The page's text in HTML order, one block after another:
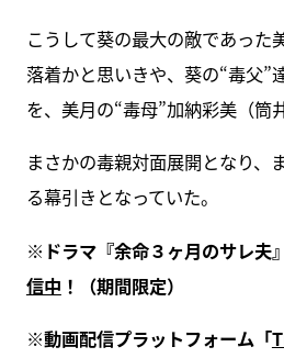
こうして葵の最大の敵であった
落着かと思いきや、葵の“毒父”
を、美月の“毒母”加納彩美（筒
まさかの毒親対面展開となり、
る幕引きとなっていた。
※ドラマ『余命３ヶ月のサレ夫』
信中 ！（期間限定）
※動画配信プラットフォーム「